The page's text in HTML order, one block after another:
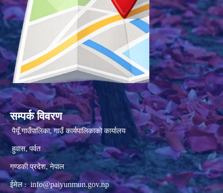
सम्पर्क विवरण
पैयूँ गाउँपालिका, गाउँ कार्यपालिकाको कार्यालय
हुवास, पर्वत
गण्डकी प्रदेश, नेपाल
ईमेल : info@paiyunmun.gov.np